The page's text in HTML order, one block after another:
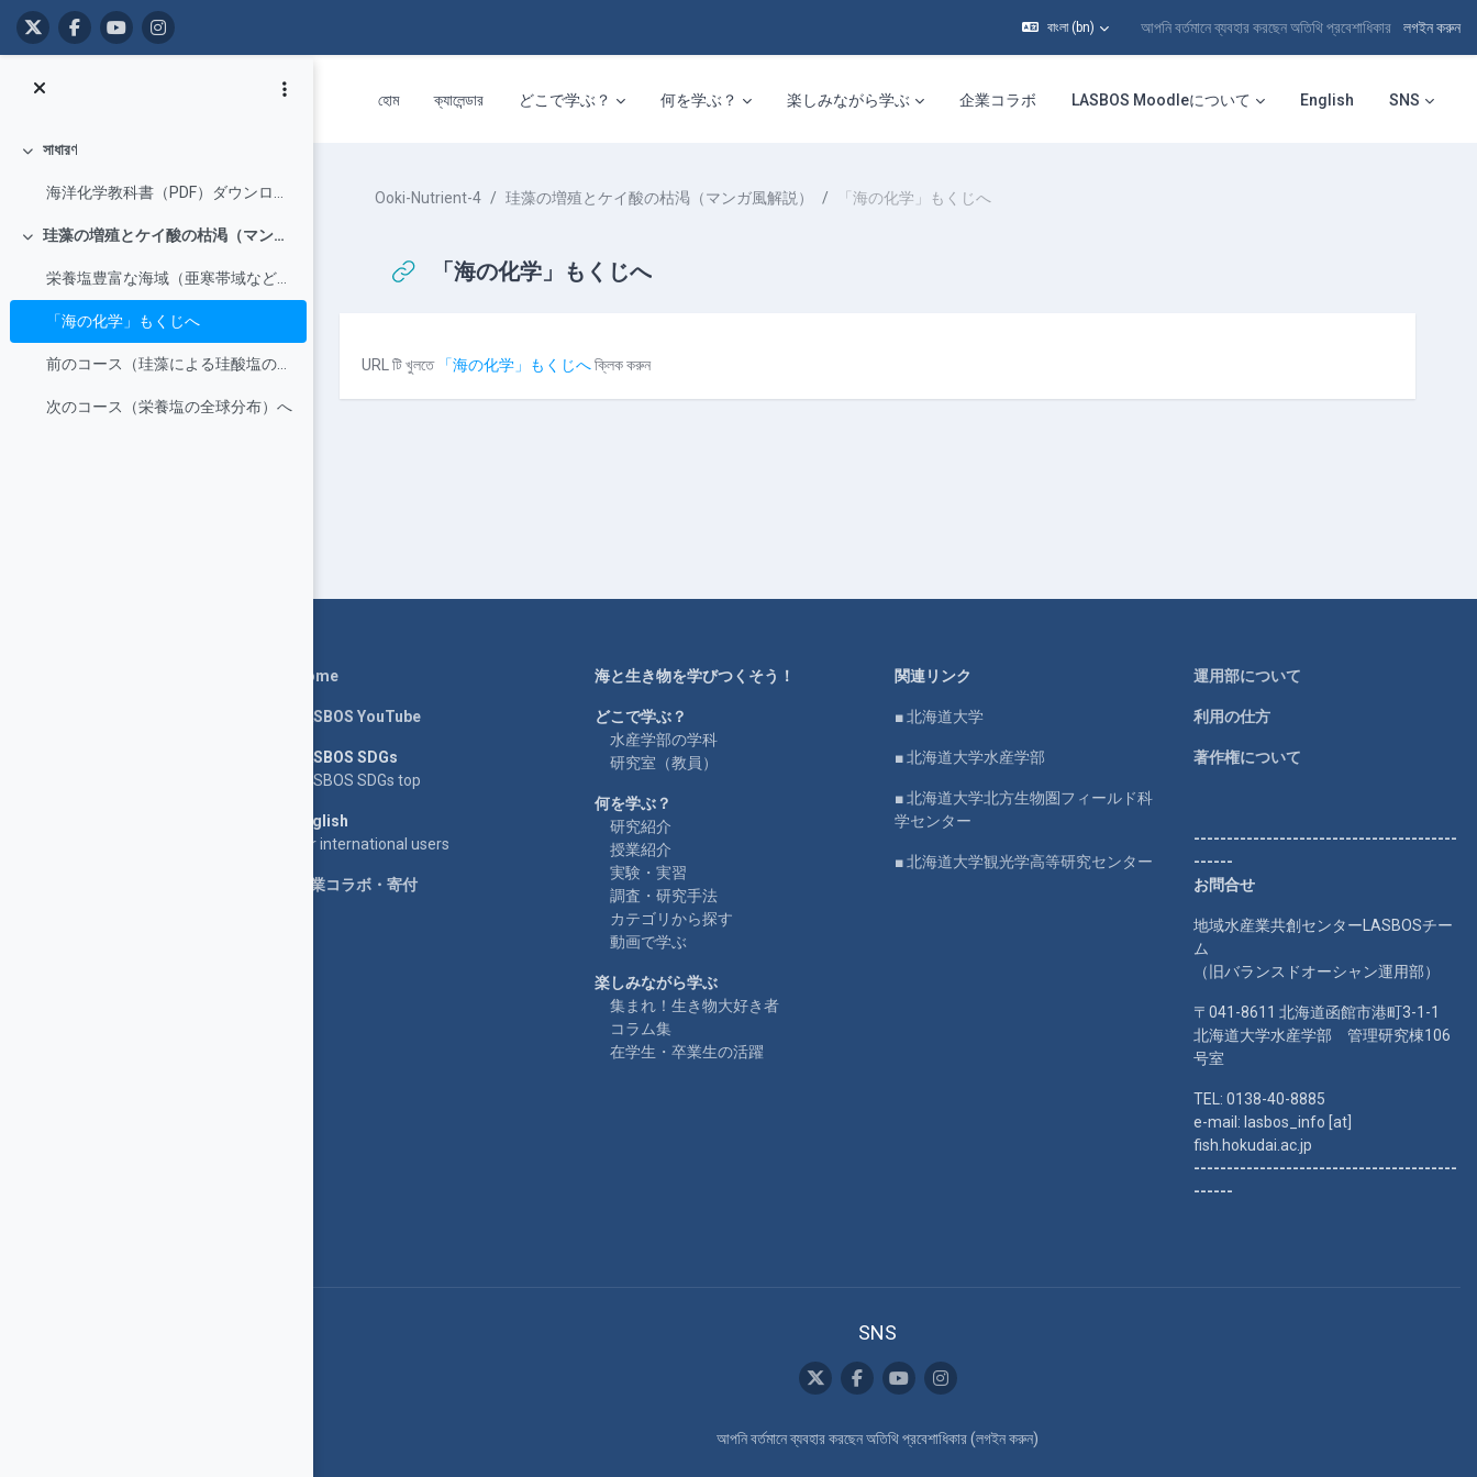
বাংলা ‎(bn)‎ আপনি বর্তমানে ব্যবহার করছেন অতিথি প্রবেশাধিকার লগইন করুন
হোম ক্যালেন্ডার どこで学ぶ？ 何を学ぶ？ 楽しみながら学ぶ 企業コラボ LASBOS Moodleについて English SNS
Collapse
সাধারণ
海洋化学教科書（PDF）ダウンロード：https://repun-app.fish.hokudai....
Collapse
珪藻の増殖とケイ酸の枯渇（マンガ風解説）
栄養塩豊富な海域（亜寒帯域など）では、春に光環境が改善すると、増殖スピードの速い珪藻がいち早く増えて...
「海の化学」もくじへ
前のコース（珪藻による珪酸塩の消費と生物生産）へ
次のコース（栄養塩の全球分布）へ
Ooki-Nutrient-4 珪藻の増殖とケイ酸の枯渇（マンガ風解説） 「海の化学」もくじへ
「海の化学」もくじへ
URL টি খুলতে
「海の化学」もくじへক্লিক করুন
Home
LASBOS YouTube
LASBOS SDGs
LASBOS SDGs top
English
For international users
企業コラボ・寄付
海と生き物を学びつくそう！
どこで学ぶ？
水産学部の学科
研究室（教員）
何を学ぶ？
研究紹介
授業紹介
実験・実習
調査・研究手法
カテゴリから探す
動画で学ぶ
楽しみながら学ぶ
集まれ！生き物大好き者
コラム集
在学生・卒業生の活躍
関連リンク
■ 北海道大学
■ 北海道大学水産学部
■ 北海道大学北方生物圏フィールド科
学センター
■ 北海道大学観光学高等研究センター
運用部について
利用の仕方
著作権について
----------------------------------------
------
お問合せ
地域水産業共創センターLASBOSチー
ム
（旧バランスドオーシャン運用部）
〒041-8611 北海道函館市港町3-1-1
北海道大学水産学部 管理研究棟106
号室
TEL: 0138-40-8885
e-mail: lasbos_info [at]
fish.hokudai.ac.jp
----------------------------------------
------
SNS
আপনি বর্তমানে ব্যবহার করছেন অতিথি প্রবেশাধিকার (লগইন করুন)